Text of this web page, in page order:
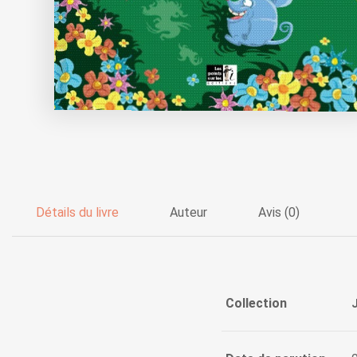
Détails du livre Auteur Avis (0)
Collection